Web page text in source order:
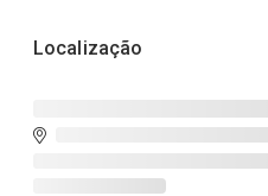
Localização